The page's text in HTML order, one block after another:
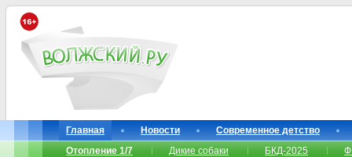
Главная Новости
Современное детство
Отопление 1/7
Дикие собаки БКД-2025